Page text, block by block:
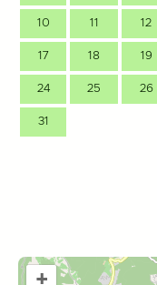
10 11 12
17 18 19
24 25 26
31
+